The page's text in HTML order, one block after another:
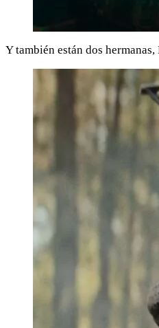
Y también están dos